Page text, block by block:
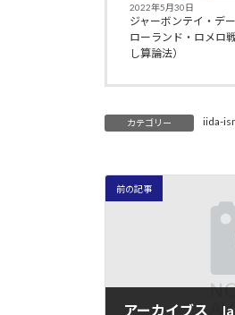
2022年5月30日
ジャーボンテイ・デ
ローランド・ロメロ
し算論法）
カテゴリー iida-
前の記事
アーカイブス